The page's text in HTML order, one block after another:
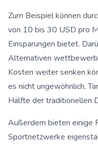
Zum Beispiel können
von 10 bis 30 USD pro
Einsparungen bietet.
Alternativen
Kosten weiter senken
es nicht ungewöhnlich,
Hälfte der traditionellen
Außerdem bieten einige
Sportnetzwerke